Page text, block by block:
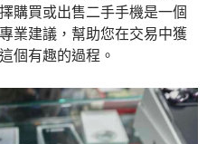
購買或出售二手手機是一個
業建議，幫助您在交易中獲
個有趣的過程。